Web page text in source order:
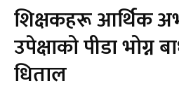
शिक्षकहरू आर्थिक
उपेक्षाको पीडा भोग्न
धिताल